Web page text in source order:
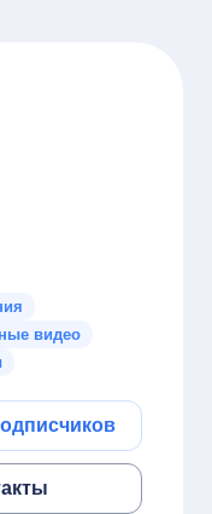
видео